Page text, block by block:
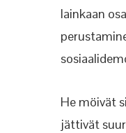
lainkaan
He möivät
jättivät